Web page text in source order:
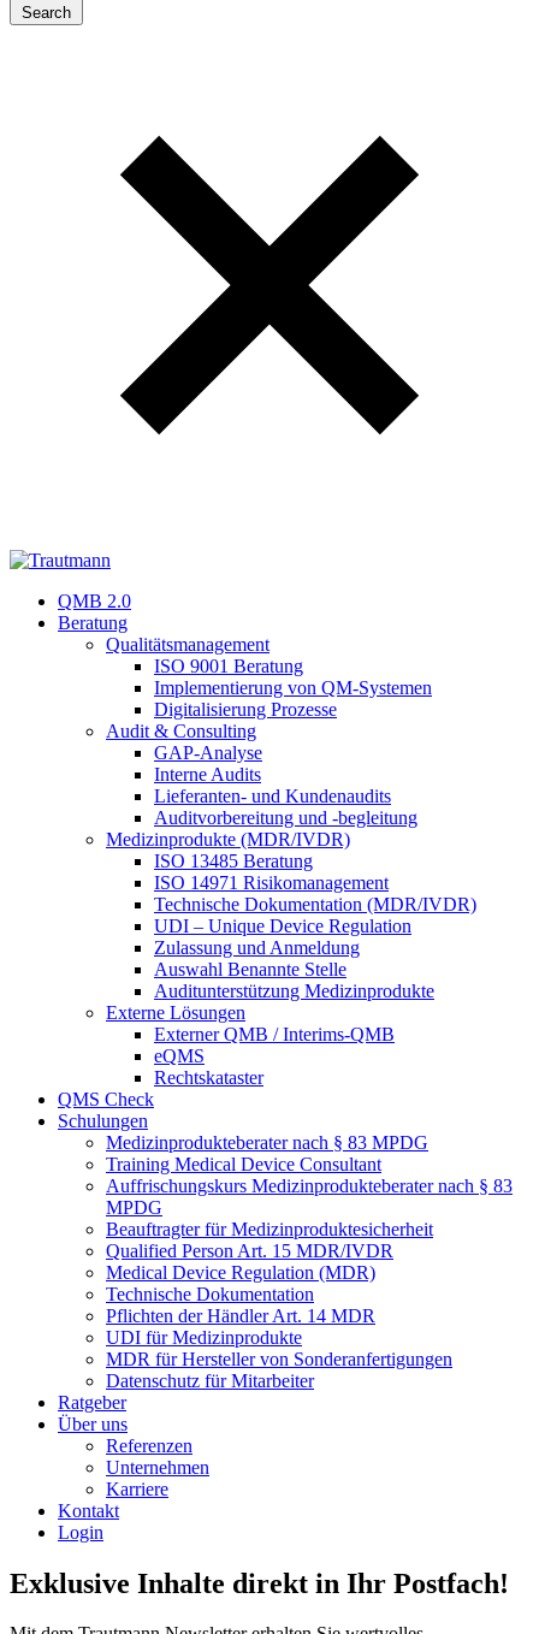
Search
QMB 2.0
Beratung
Qualitätsmanagement
ISO 9001 Beratung
Implementierung von QM-Systemen
Digitalisierung Prozesse
Audit & Consulting
GAP-Analyse
Interne Audits
Lieferanten- und Kundenaudits
Auditvorbereitung und -begleitung
Medizinprodukte (MDR/IVDR)
ISO 13485 Beratung
ISO 14971 Risikomanagement
Technische Dokumentation (MDR/IVDR)
UDI – Unique Device Regulation
Zulassung und Anmeldung
Auswahl Benannte Stelle
Auditunterstützung Medizinprodukte
Externe Lösungen
Externer QMB / Interims-QMB
eQMS
Rechtskataster
QMS Check
Schulungen
Medizinprodukteberater nach § 83 MPDG
Training Medical Device Consultant
Auffrischungskurs Medizinprodukteberater nach § 83
MPDG
Beauftragter für Medizinproduktesicherheit
Qualified Person Art. 15 MDR/IVDR
Medical Device Regulation (MDR)
Technische Dokumentation
Pflichten der Händler Art. 14 MDR
UDI für Medizinprodukte
MDR für Hersteller von Sonderanfertigungen
Datenschutz für Mitarbeiter
Ratgeber
Über uns
Referenzen
Unternehmen
Karriere
Kontakt
Login
Exklusive Inhalte direkt in Ihr Postfach!